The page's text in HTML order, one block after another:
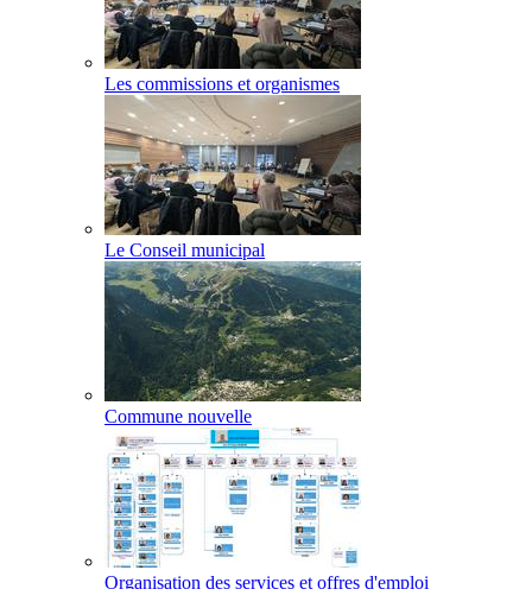
Les commissions et organismes
Le Conseil municipal
Commune nouvelle
Organisation des services et offres d'emploi